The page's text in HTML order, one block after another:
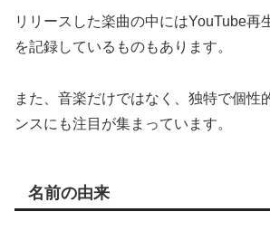
リリースした楽曲の中にはYouTube再
を記録しているものもあります。
また、音楽だけではなく、独特で個性
ンスにも注目が集まっています。
名前の由来